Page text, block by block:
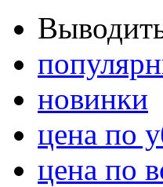
новинки
цена по
цена по